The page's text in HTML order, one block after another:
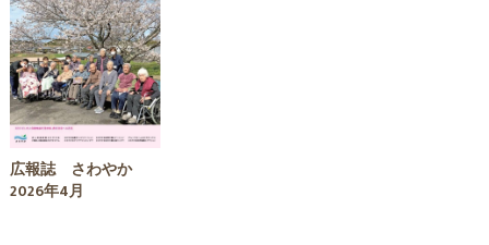
広報誌 さわやか
2026年4月